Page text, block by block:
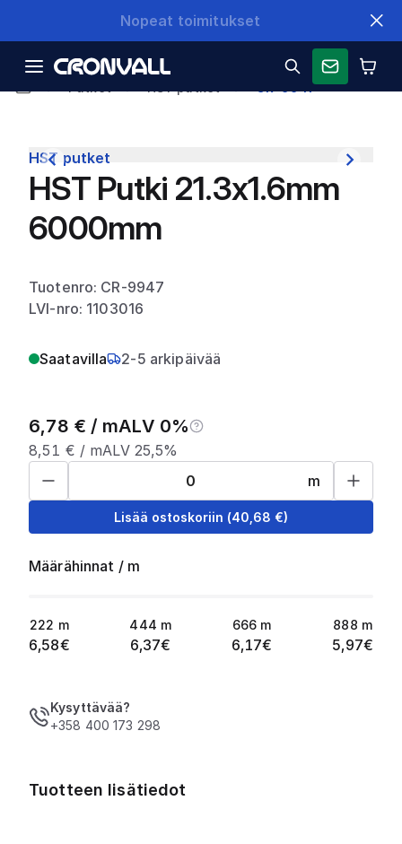
Nopeat toimitukset
CR-9947
HST putket
HST Putki 21.3x1.6mm
6000mm
Tuotenro: CR-9947
LVI-nro: 1103016
Saatavilla 2-5 arkipäivää
6,78 € / mALV 0%
8,51 € / mALV 25,5%
m
Lisää ostoskoriin (40,68 €)
Määrähinnat / m
222 m
6,58€
444 m
6,37€
666 m
6,17€
888 m
5,97€
Kysyttävää?
+358 400 173 298
Tuotteen lisätiedot